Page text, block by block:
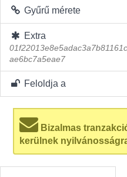
Gyűrű mérete
Extra
ae6bc7a5eae7
Feloldja a
Bizalmas
kerülnek